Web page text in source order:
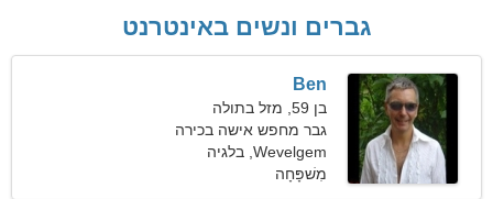
גברים ונשים באינטרנט
Ben
בן 59, מזל בתולה
גבר מחפש אישה בכירה
Wevelgem, בלגיה
מִשׁפָּחָה